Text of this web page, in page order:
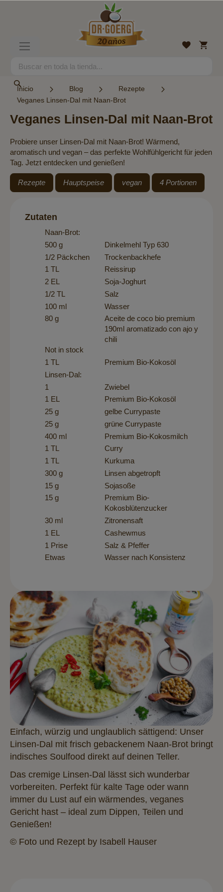
Search
Lista
Mi
cesta
Inicio Blog
Rezepte
Veganes Linsen-Dal mit Naan-Brot
Veganes Linsen-Dal mit Naan-Brot
Probiere unser Linsen-Dal mit Naan-Brot! Wärmend,
aromatisch und vegan – das perfekte Wohlfühlgericht für jeden
Tag. Jetzt entdecken und genießen!
Rezepte Hauptspeise vegan 4 Portionen
Zutaten
Naan-Brot:
500 g
Dinkelmehl Typ 630
1/2 Päckchen
Trockenbackhefe
1 TL
Reissirup
2 EL
Soja-Joghurt
1/2 TL
Salz
100 ml
Wasser
80 g
Aceite de coco bio premium
190ml aromatizado con ajo y
chili
Not in stock
1 TL
Premium Bio-Kokosöl
Linsen-Dal:
1
Zwiebel
1 EL
Premium Bio-Kokosöl
25 g
gelbe Currypaste
25 g
grüne Currypaste
400 ml
Premium Bio-Kokosmilch
1 TL
Curry
1 TL
Kurkuma
300 g
Linsen abgetropft
15 g
Sojasoße
15 g
Premium Bio-
Kokosblütenzucker
30 ml
Zitronensaft
1 EL
Cashewmus
1 Prise
Salz & Pfeffer
Etwas
Wasser nach Konsistenz
Einfach, würzig und unglaublich sättigend: Unser
Linsen-Dal mit frisch gebackenem Naan-Brot bringt
indisches Soulfood direkt auf deinen Teller.
Das cremige Linsen-Dal lässt sich wunderbar
vorbereiten. Perfekt für kalte Tage oder wann
immer du Lust auf ein wärmendes, veganes
Gericht hast – ideal zum Dippen, Teilen und
Genießen!
© Foto und Rezept by Isabell Hauser